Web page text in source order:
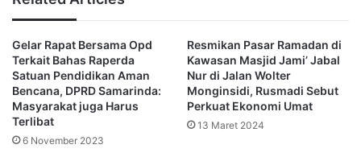
kota,” pungkasnya.
(Advertorial)
Deni Hakim Anwar Disporapar
Gelar Rapat Bersama Opd
Terkait Bahas Raperda
Satuan Pendidikan Aman
Bencana, DPRD Samarinda:
Masyarakat juga Harus
Terlibat
6 November 2023
Resmikan Pasar Ramadan di
Kawasan Masjid Jami’ Jabal
Nur di Jalan Wolter
Monginsidi, Rusmadi Sebut
Perkuat Ekonomi Umat
13 Maret 2024